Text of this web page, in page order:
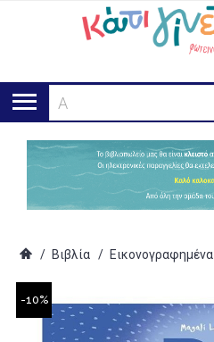
Αναζή
/ Βιβλία / Εικονογραφημένα
-10%